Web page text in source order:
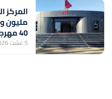
40 مهرجانا وتظاهرة سينمائية
5 غشت 2026 - 17:08